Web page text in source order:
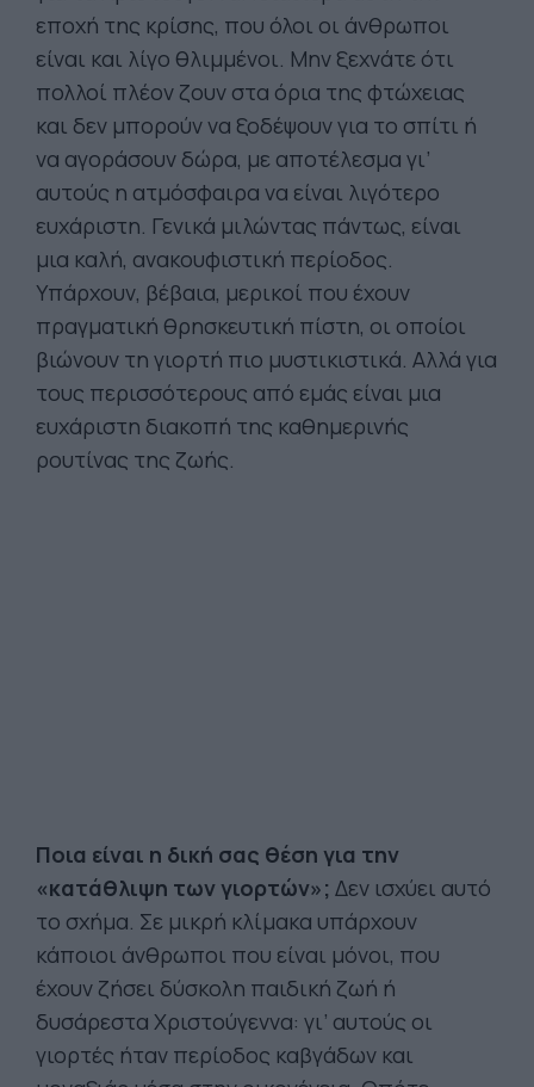
εποχή της κρίσης, που όλοι οι άνθρωποι
είναι και λίγο θλιμμένοι. Μην ξεχνάτε ότι
πολλοί πλέον ζουν στα όρια της φτώχειας
και δεν μπορούν να ξοδέψουν για το σπίτι ή
να αγοράσουν δώρα, με αποτέλεσμα γι’
αυτούς η ατμόσφαιρα να είναι λιγότερο
ευχάριστη. Γενικά μιλώντας πάντως, είναι
μια καλή, ανακουφιστική περίοδος.
Υπάρχουν, βέβαια, μερικοί που έχουν
πραγματική θρησκευτική πίστη, οι οποίοι
βιώνουν τη γιορτή πιο μυστικιστικά. Αλλά για
τους περισσότερους από εμάς είναι μια
ευχάριστη διακοπή της καθημερινής
ρουτίνας της ζωής.
Ποια είναι η δική σας θέση για την
«κατάθλιψη των γιορτών»; Δεν ισχύει αυτό
το σχήμα. Σε μικρή κλίμακα υπάρχουν
κάποιοι άνθρωποι που είναι μόνοι, που
έχουν ζήσει δύσκολη παιδική ζωή ή
δυσάρεστα Χριστούγεννα: γι’ αυτούς οι
γιορτές ήταν περίοδος καβγάδων και